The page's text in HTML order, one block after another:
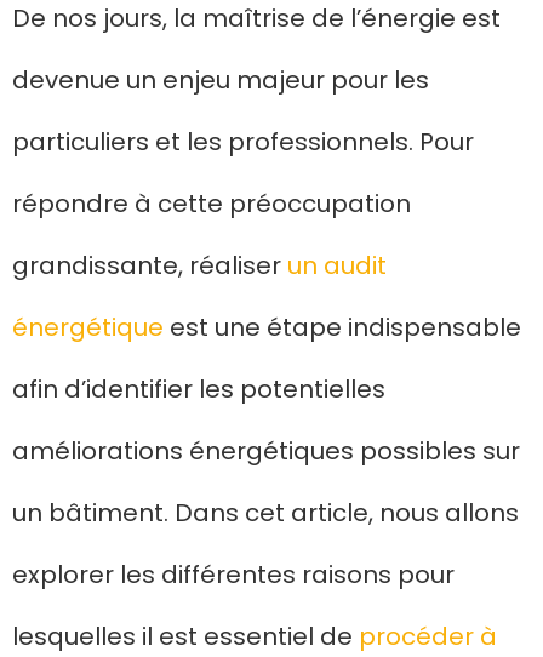
De nos jours, la maîtrise de l’énergie est
devenue un enjeu majeur pour les
particuliers et les professionnels. Pour
répondre à cette préoccupation
grandissante, réaliser un audit
énergétique est une étape indispensable
afin d’identifier les potentielles
améliorations énergétiques possibles sur
un bâtiment. Dans cet article, nous allons
explorer les différentes raisons pour
lesquelles il est essentiel de procéder à